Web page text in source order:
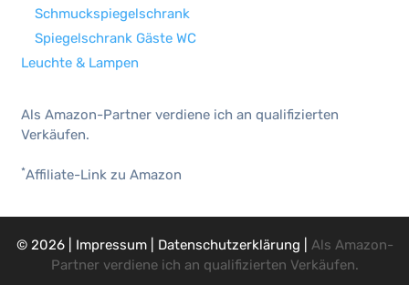
Schmuckspiegelschrank
Spiegelschrank Gäste WC
Leuchte & Lampen
Als Amazon-Partner verdiene ich an qualifizierten
Verkäufen.
*Affiliate-Link zu Amazon
© 2026 Impressum| Datenschutzerklärung
Als Amazon-
Partner verdiene ich an qualifizierten Verkäufen.